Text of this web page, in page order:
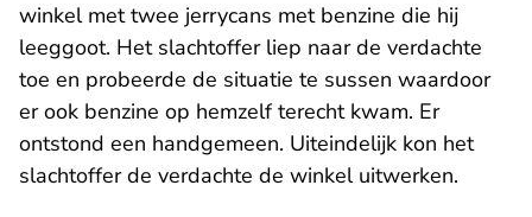
winkel met twee jerrycans met benzine die hij
leeggoot. Het slachtoffer liep naar de verdachte
toe en probeerde de situatie te sussen waardoor
er ook benzine op hemzelf terecht kwam. Er
ontstond een handgemeen. Uiteindelijk kon het
slachtoffer de verdachte de winkel uitwerken.